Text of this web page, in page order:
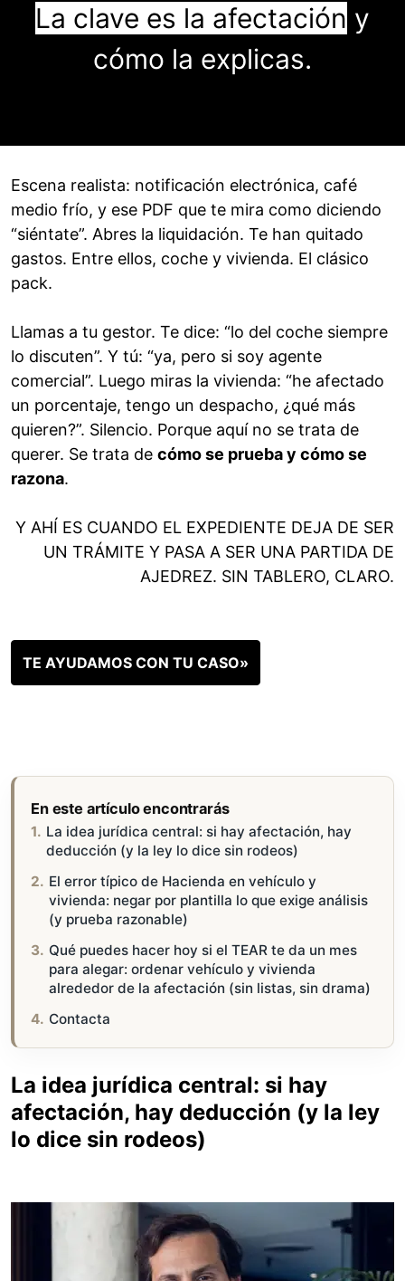
La clave es la afectación y
cómo la explicas.
Escena realista: notificación electrónica, café
medio frío, y ese PDF que te mira como diciendo
“siéntate”. Abres la liquidación. Te han quitado
gastos. Entre ellos, coche y vivienda. El clásico
pack.
Llamas a tu gestor. Te dice: “lo del coche siempre
lo discuten”. Y tú: “ya, pero si soy agente
comercial”. Luego miras la vivienda: “he afectado
un porcentaje, tengo un despacho, ¿qué más
quieren?”. Silencio. Porque aquí no se trata de
querer. Se trata de cómo se prueba y cómo se
razona.
Y AHÍ ES CUANDO EL EXPEDIENTE DEJA DE SER
UN TRÁMITE Y PASA A SER UNA PARTIDA DE
AJEDREZ. SIN TABLERO, CLARO.
TE AYUDAMOS CON TU CASO»
En este artículo encontrarás
La idea jurídica central: si hay afectación, hay
deducción (y la ley lo dice sin rodeos)
El error típico de Hacienda en vehículo y
vivienda: negar por plantilla lo que exige análisis
(y prueba razonable)
Qué puedes hacer hoy si el TEAR te da un mes
para alegar: ordenar vehículo y vivienda
alrededor de la afectación (sin listas, sin drama)
Contacta
La idea jurídica central: si hay
afectación, hay deducción (y la ley
lo dice sin rodeos)